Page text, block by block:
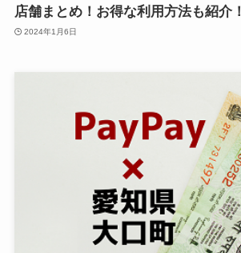
店舗まとめ！お得な利用方法も紹介！
2024年1月6日